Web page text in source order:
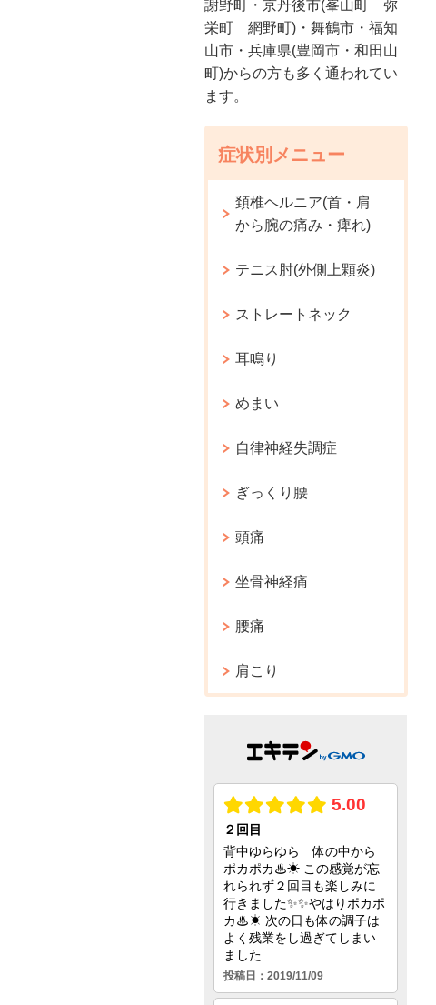
謝野町・京丹後市(峯山町 弥
栄町 網野町)・舞鶴市・福知
山市・兵庫県(豊岡市・和田山
町)からの方も多く通われてい
ます。
症状別メニュー
頚椎ヘルニア(首・肩
から腕の痛み・痺れ)
テニス肘(外側上顆炎)
ストレートネック
耳鳴り
めまい
自律神経失調症
ぎっくり腰
頭痛
坐骨神経痛
腰痛
肩こり